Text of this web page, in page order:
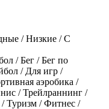
/ Низкие / С
/ Бег / Бег по
/ Для игр /
аэробика /
/ Трейлраннинг /
Туризм / Фитнес /